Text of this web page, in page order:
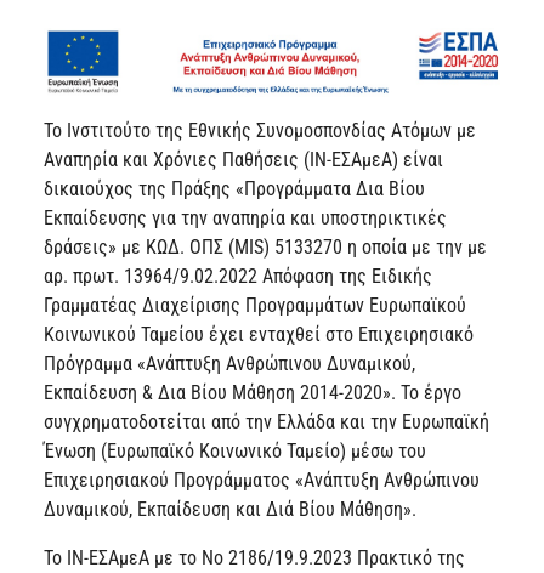
Το Ινστιτούτο της Εθνικής Συνομοσπονδίας Ατόμων με
Αναπηρία και Χρόνιες Παθήσεις (ΙΝ-ΕΣΑμεΑ) είναι
δικαιούχος της Πράξης «Προγράμματα Δια Βίου
Εκπαίδευσης για την αναπηρία και υποστηρικτικές
δράσεις» με ΚΩΔ. ΟΠΣ (MIS) 5133270 η οποία με την με
αρ. πρωτ. 13964/9.02.2022 Απόφαση της Ειδικής
Γραμματέας Διαχείρισης Προγραμμάτων Ευρωπαϊκού
Κοινωνικού Ταμείου έχει ενταχθεί στο Επιχειρησιακό
Πρόγραμμα «Ανάπτυξη Ανθρώπινου Δυναμικού,
Εκπαίδευση & Δια Βίου Μάθηση 2014-2020». Το έργο
συγχρηματοδοτείται από την Ελλάδα και την Ευρωπαϊκή
Ένωση (Ευρωπαϊκό Κοινωνικό Ταμείο) μέσω του
Επιχειρησιακού Προγράμματος «Ανάπτυξη Ανθρώπινου
Δυναμικού, Εκπαίδευση και Διά Βίου Μάθηση».
Το ΙΝ-ΕΣΑμεΑ με το Νο 2186/19.9.2023 Πρακτικό της